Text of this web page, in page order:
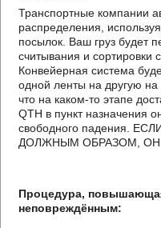
Транспортные компании
распределения,
посылок. Ваш груз будет
считывания и
Конвейерная система
одной ленты на другую на
что на каком-то этапе
QTH в пункт назначения
свободного падения.
ДОЛЖНЫМ ОБРАЗОМ, ОН
Процедура,
неповреждённым: